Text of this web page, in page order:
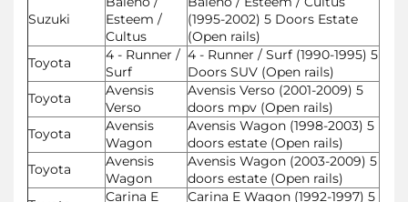
Suzuki
Esteem /
Cultus
(1995-2002) 5 Doors Estate
(Open rails)
Toyota
4 - Runner /
Surf
4 - Runner / Surf (1990-1995) 5
Doors SUV (Open rails)
Toyota
Avensis
Verso
Avensis Verso (2001-2009) 5
doors mpv (Open rails)
Toyota
Avensis
Wagon
Avensis Wagon (1998-2003) 5
doors estate (Open rails)
Toyota
Avensis
Wagon
Avensis Wagon (2003-2009) 5
doors estate (Open rails)
Carina E
Carina E Wagon (1992-1997) 5